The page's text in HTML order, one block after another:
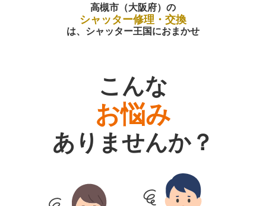
高槻市（大阪府）の
シャッター修理・交換
は、シャッター王国におまかせ
こんな
お悩み
ありませんか？